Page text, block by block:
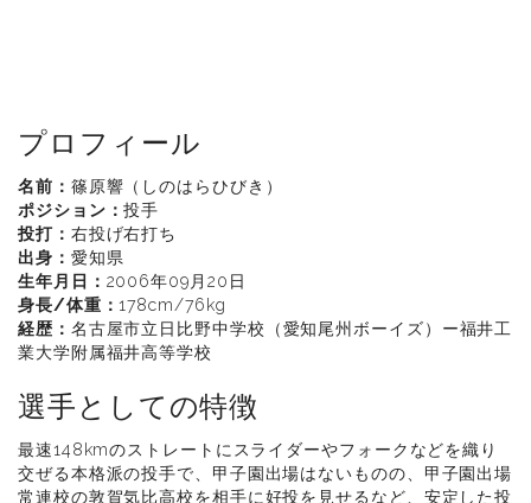
プロフィール
名前： 篠原響（しのはらひびき）
ポジション：投手
投打： 右投げ右打ち
出身： 愛知県
生年月日： 2006年09月20日
身長/体重：178cm/76kg
経歴： 名古屋市立日比野中学校（愛知尾州ボーイズ）ー福井工
業大学附属福井高等学校
選手としての特徴
最速148kmのストレートにスライダーやフォークなどを織り
交ぜる本格派の投手で、甲子園出場はないものの、甲子園出場
常連校の敦賀気比高校を相手に好投を見せるなど、安定した投